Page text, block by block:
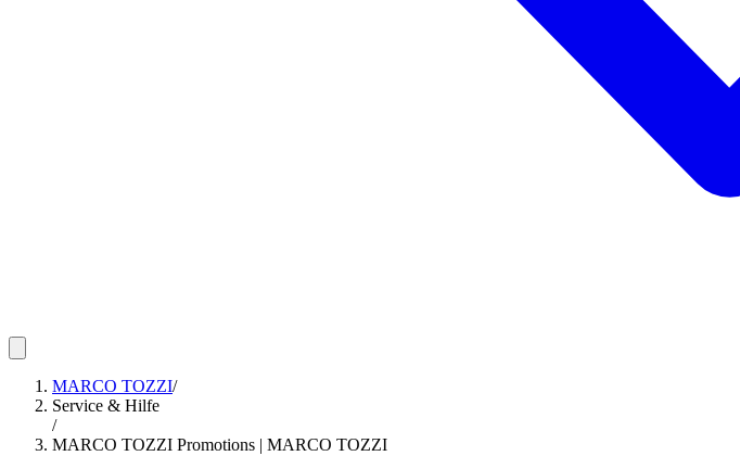
MARCO TOZZI/
Service & Hilfe
/
MARCO TOZZI Promotions | MARCO TOZZI